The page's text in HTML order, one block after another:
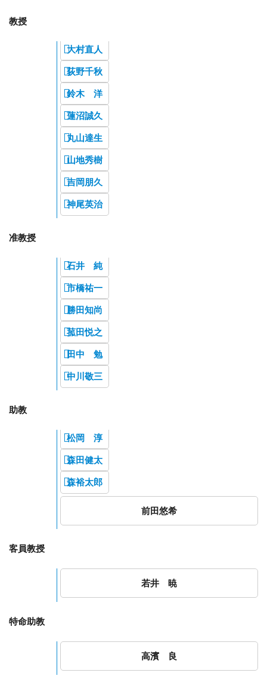
教授
大村直人
荻野千秋
鈴木 洋
蓮沼誠久
丸山達生
山地秀樹
吉岡朋久
神尾英治
准教授
石井 純
市橋祐一
勝田知尚
菰田悦之
田中 勉
中川敬三
助教
松岡 淳
森田健太
森裕太郎
前田悠希
客員教授
若井 暁
特命助教
高濱 良